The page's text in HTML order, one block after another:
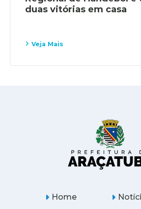
duas vitórias em casa
Veja Mais
Home